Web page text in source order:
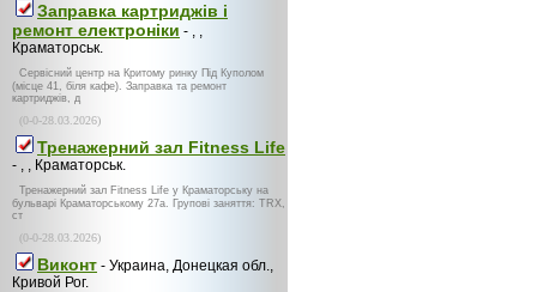
Заправка картриджів і
ремонт електроніки - , ,
Краматорськ.
Сервісний центр на Критому ринку Під Куполом
(місце 41, біля кафе). Заправка та ремонт
картриджів, д
(0-0-28.03.2026)
Тренажерний зал Fitness Life
- , , Краматорськ.
Тренажерний зал Fitness Life у Краматорську на
бульварі Краматорському 27а. Групові заняття: TRX,
ст
(0-0-28.03.2026)
Виконт - Украина, Донецкая обл.,
Кривой Рог.